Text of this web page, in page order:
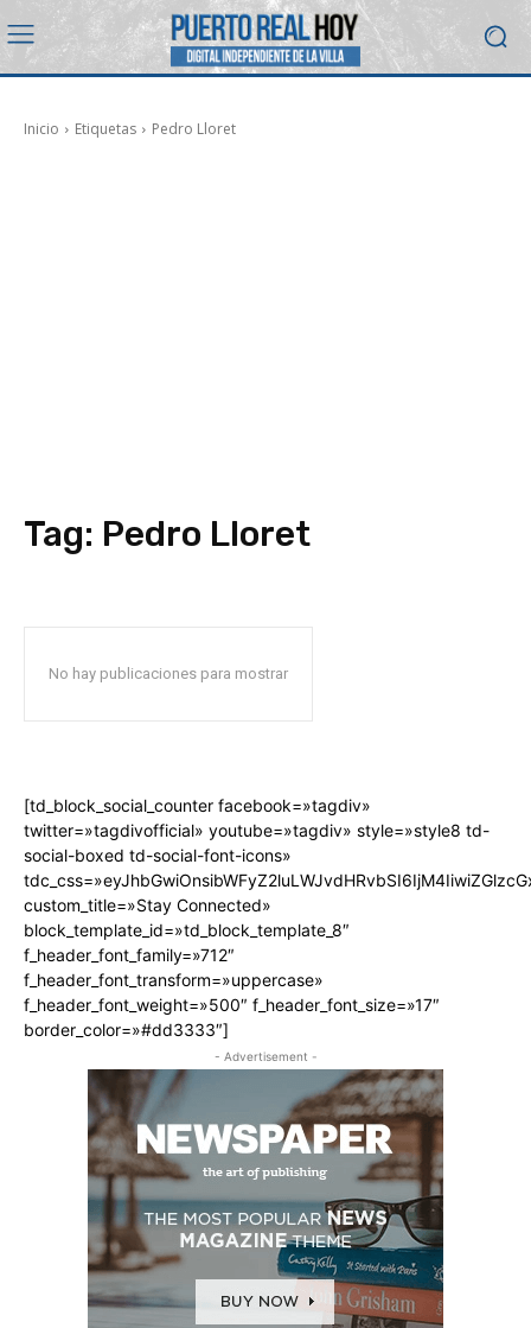
Inicio Etiquetas Pedro Lloret
Tag: Pedro Lloret
No hay publicaciones para mostrar
[td_block_social_counter facebook=»tagdiv»
twitter=»tagdivofficial» youtube=»tagdiv» style=»style8 td-
social-boxed td-social-font-icons»
custom_title=»Stay Connected»
block_template_id=»td_block_template_8″
f_header_font_family=»712″
f_header_font_transform=»uppercase»
f_header_font_weight=»500″ f_header_font_size=»17″
border_color=»#dd3333″]
- Advertisement -